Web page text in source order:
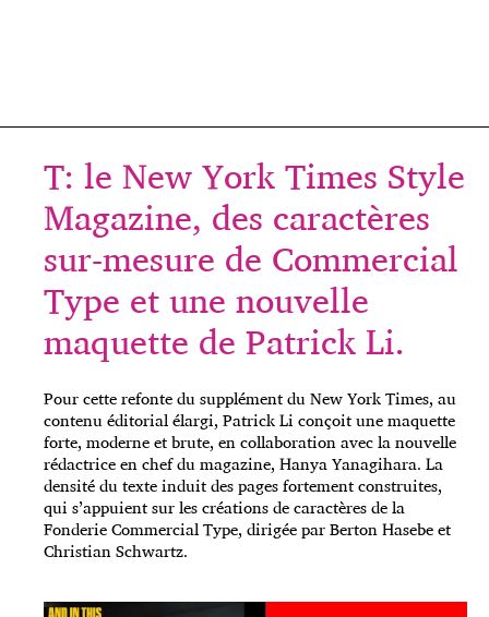
T: le New York Times Style
Magazine, des caractères
sur-mesure de Commercial
Type et une nouvelle
maquette de Patrick Li.
Pour cette refonte du supplément du New York Times, au
contenu éditorial élargi, Patrick Li conçoit une maquette
forte, moderne et brute, en collaboration avec la nouvelle
rédactrice en chef du magazine, Hanya Yanagihara. La
densité du texte induit des pages fortement construites,
qui s’appuient sur les créations de caractères de la
Fonderie Commercial Type, dirigée par Berton Hasebe et
Christian Schwartz.